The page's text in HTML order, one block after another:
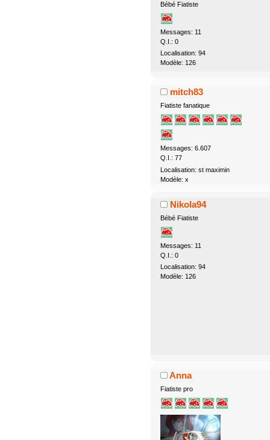
Bébé Fiatiste
Messages: 11
Q.I.: 0
Localisation: 94
Modèle: 126
mitch83
Fiatiste fanatique
Messages: 6.607
Q.I.: 77
Localisation: st maximin
Modèle: x
Nikola94
Bébé Fiatiste
Messages: 11
Q.I.: 0
Localisation: 94
Modèle: 126
Anna
Fiatiste pro